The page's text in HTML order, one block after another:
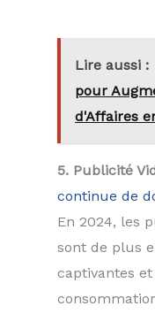
Lire aussi :
pour
d'Affaires
5. Publicité
continue de
En 2024, les
sont de plus
captivantes